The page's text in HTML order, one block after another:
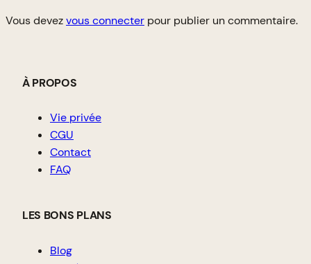
Vous devezvous connecter pour publier un commentaire.
À PROPOS
Vie privée
CGU
Contact
FAQ
LES BONS PLANS
Blog